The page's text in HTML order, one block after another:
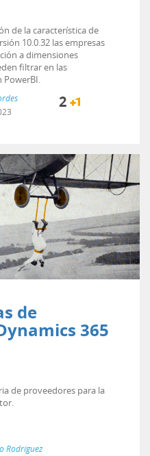
de la característica de
10.0.32 las empresas
a dimensiones
filtrar en las
PowerBI.
2
de
365
de proveedores para la
Rodríguez